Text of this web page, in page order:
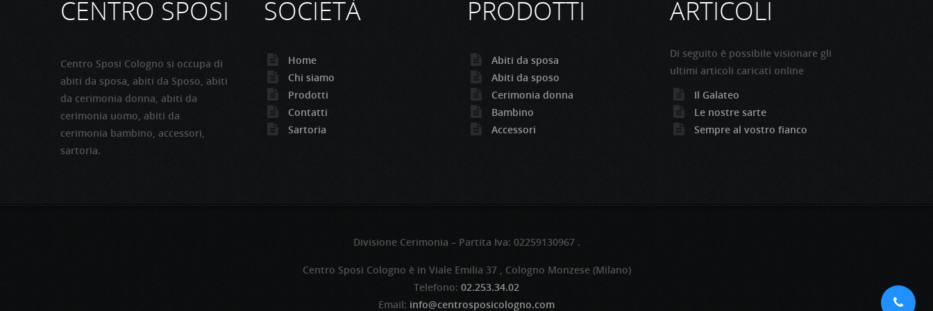
CENTRO SPOSI
Centro Sposi Cologno si occupa di
abiti da sposa, abiti da Sposo, abiti
da cerimonia donna, abiti da
cerimonia uomo, abiti da
cerimonia bambino, accessori,
sartoria.
SOCIETÀ
Home
Chi siamo
Prodotti
Contatti
Sartoria
PRODOTTI
Abiti da sposa
Abiti da sposo
Cerimonia donna
Bambino
Accessori
ARTICOLI
Di seguito è possibile visionare gli
ultimi articoli caricati online
Il Galateo
Le nostre sarte
Sempre al vostro fianco
Divisione Cerimonia – Partita Iva: 02259130967 .
Centro Sposi Cologno è in Viale Emilia 37 , Cologno Monzese (Milano)
Telefono: 02.253.34.02
Email: info@centrosposicologno.com